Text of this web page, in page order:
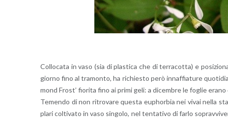
Col­lo­ca­ta in vaso (sia di pla­sti­ca che di ter­ra­cot­ta) e
gior­no fino al tra­mon­to, ha ri­chie­sto però in­naf­fia­tu­re
mond Fro­st’ fio­ri­ta fino ai primi geli: a di­cem­bre le fo­glie
Te­men­do di non ri­tro­va­re que­sta eu­phor­bia nei vivai nella
pla­ri col­ti­va­to in vaso sin­go­lo, nel ten­ta­ti­vo di farlo